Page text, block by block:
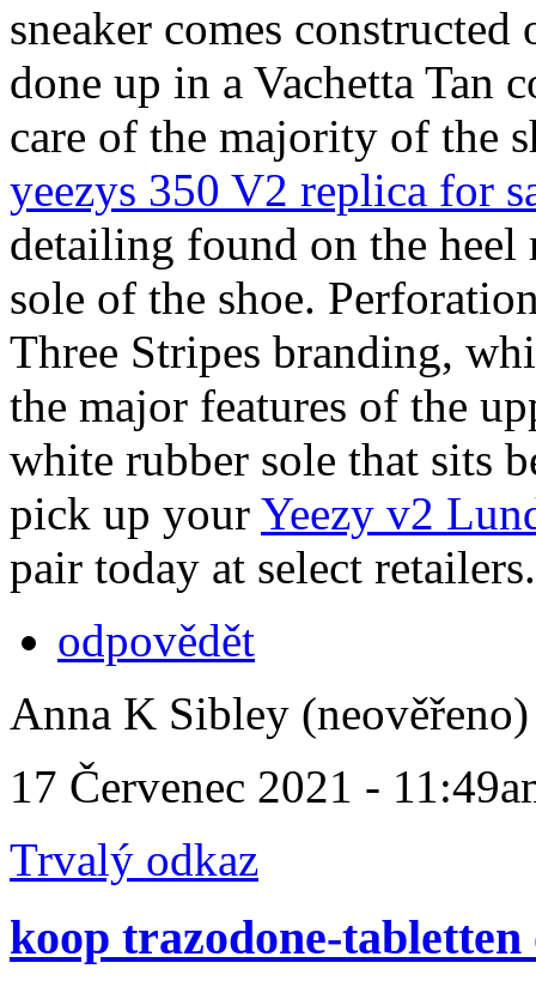
sneaker comes
done up in a Vachetta Tan
care of the majority of the
yeezys 350 V2 replica for
detailing found on the heel
sole of the shoe.
Three Stripes branding,
the major features of the
white rubber sole that sits
pick up your Yeezy v2
pair today at select retailers.
odpovědět
Anna K Sibley (neověřeno)
17 Červenec 2021 -
Trvalý odkaz
koop trazodone-tabletten